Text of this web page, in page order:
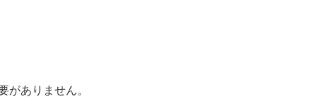
がありません。